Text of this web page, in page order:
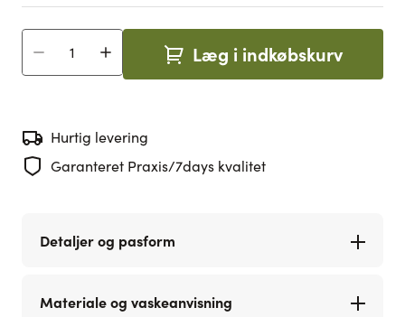
Antal Læg i indkøbskurv
Hurtig levering
Garanteret Praxis/7days kvalitet
Detaljer og pasform
Materiale og vaskeanvisning